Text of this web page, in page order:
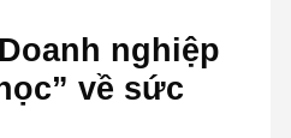
nghiệp
về sức